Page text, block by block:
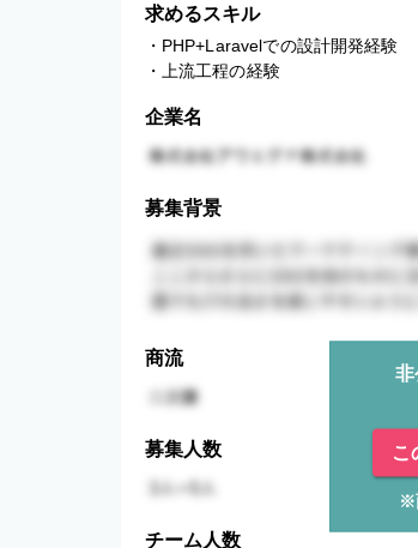
求めるスキル
・PHP+Laravelでの設計開発経験
・上流工程の経験
企業名
募集背景
商流
非
こ
※
募集人数
チーム人数